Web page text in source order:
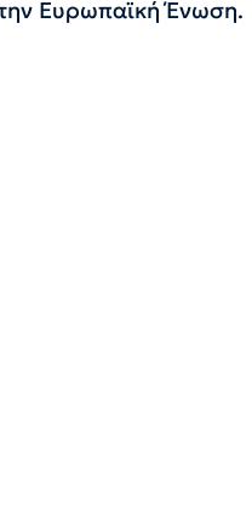
Ευρωπαϊκή Ένωση.